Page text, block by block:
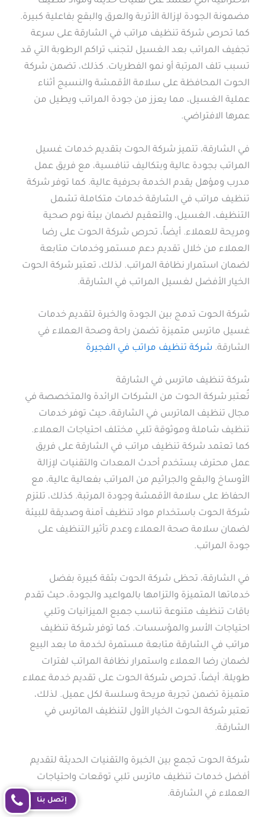
مضمونة الجودة لإزالة الأتربة والعرق والبقع بفاعلية كبيرة.
كما تحرص شركة تنظيف مراتب في الشارقة على سرعة
تجفيف المراتب بعد الغسيل لتجنب تراكم الرطوبة التي قد
تسبب تلف المرتبة أو نمو الفطريات. كذلك، تضمن شركة
الحوت المحافظة على سلامة الأقمشة والنسيج أثناء
عملية الغسيل، مما يعزز من جودة المراتب ويطيل من
عمرها الافتراضي.
في الشارقة، تتميز شركة الحوت بتقديم خدمات غسيل
المراتب بجودة عالية وبتكاليف تنافسية، مع فريق عمل
مدرب ومؤهل يقدم الخدمة بحرفية عالية. كما توفر شركة
تنظيف مراتب في الشارقة خدمات متكاملة تشمل
التنظيف، الغسيل، والتعقيم لضمان بيئة نوم صحية
ومريحة للعملاء. أيضاً، تحرص شركة الحوت على رضا
العملاء من خلال تقديم دعم مستمر وخدمات متابعة
لضمان استمرار نظافة المراتب. لذلك، تعتبر شركة الحوت
الخيار الأفضل لغسيل المراتب في الشارقة.
شركة الحوت تدمج بين الجودة والخبرة لتقديم خدمات
غسيل ماترس متميزة تضمن راحة وصحة العملاء في
الشارقة. شركة تنظيف مراتب في الفجيرة
شركة تنظيف ماترس في الشارقة
تُعتبر شركة الحوت من الشركات الرائدة والمتخصصة في
مجال تنظيف الماترس في الشارقة، حيث توفر خدمات
تنظيف شاملة وموثوقة تلبي مختلف احتياجات العملاء.
كما تعتمد شركة تنظيف مراتب في الشارقة على فريق
عمل محترف يستخدم أحدث المعدات والتقنيات لإزالة
الأوساخ والبقع والجراثيم من المراتب بفعالية عالية، مع
الحفاظ على سلامة الأقمشة وجودة المرتبة. كذلك، تلتزم
شركة الحوت باستخدام مواد تنظيف آمنة وصديقة للبيئة
لضمان سلامة صحة العملاء وعدم تأثير التنظيف على
جودة المراتب.
في الشارقة، تحظى شركة الحوت بثقة كبيرة بفضل
خدماتها المتميزة والتزامها بالمواعيد والجودة، حيث تقدم
باقات تنظيف متنوعة تناسب جميع الميزانيات وتلبي
احتياجات الأسر والمؤسسات. كما توفر شركة تنظيف
مراتب في الشارقة متابعة مستمرة لخدمة ما بعد البيع
لضمان رضا العملاء واستمرار نظافة المراتب لفترات
طويلة. أيضاً، تحرص شركة الحوت على تقديم خدمة عملاء
متميزة تضمن تجربة مريحة وسلسة لكل عميل. لذلك،
تعتبر شركة الحوت الخيار الأول لتنظيف الماترس في
الشارقة.
شركة الحوت تجمع بين الخبرة والتقنيات الحديثة لتقديم
أفضل خدمات تنظيف ماترس تلبي توقعات واحتياجات
العملاء في الشارقة.
إتصل بنا